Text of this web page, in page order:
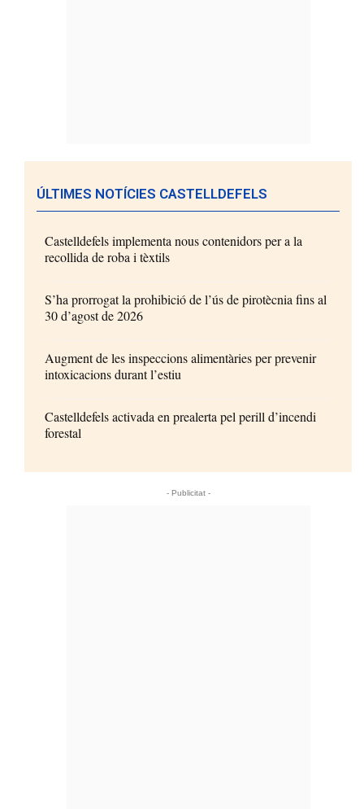
ÚLTIMES NOTÍCIES CASTELLDEFELS
Castelldefels implementa nous contenidors per a la
recollida de roba i tèxtils
S’ha prorrogat la prohibició de l’ús de pirotècnia fins al
30 d’agost de 2026
Augment de les inspeccions alimentàries per prevenir
intoxicacions durant l’estiu
Castelldefels activada en prealerta pel perill d’incendi
forestal
- Publicitat -